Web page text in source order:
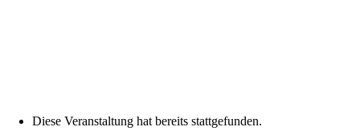
Diese Veranstaltung hat bereits stattgefunden.